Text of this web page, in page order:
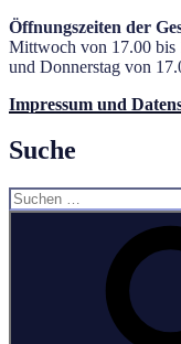
Öffnungszeiten der
Mittwoch von 17.00 bis
und Donnerstag von
Impressum und
Suche
Suchen
nach: